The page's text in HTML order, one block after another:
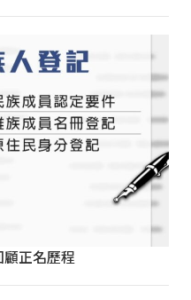
正名歷程